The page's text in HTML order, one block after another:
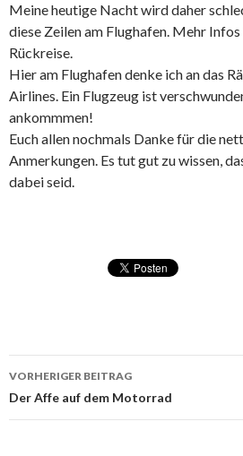
Meine heutige Nacht wird daher
diese Zeilen am Flughafen. Mehr
Rückreise.
Hier am Flughafen denke ich an das
Airlines. Ein Flugzeug ist
ankommmen!
Euch allen nochmals Danke für die
Anmerkungen. Es tut gut zu wissen,
dabei seid.
Beitragsnavigation
VORHERIGER BEITRAG
Der Affe auf dem Motorrad